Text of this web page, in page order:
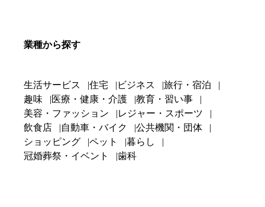
業種から探す
生活サービス 住宅 ビジネス
旅行・宿泊
趣味
医療・健康・介護
教育・習い事
美容・ファッション
レジャー・スポーツ
飲食店
自動車・バイク
公共機関・団体
ショッピング
ペット
暮らし
冠婚葬祭・イベント
歯科